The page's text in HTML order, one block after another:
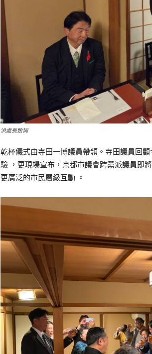
洪處長致詞
乾杯儀式由寺田一博議員帶領。寺田議員回
驗 ，更現場宣布，京都市議會跨黨派議員即
更廣泛的市民層級互動 。